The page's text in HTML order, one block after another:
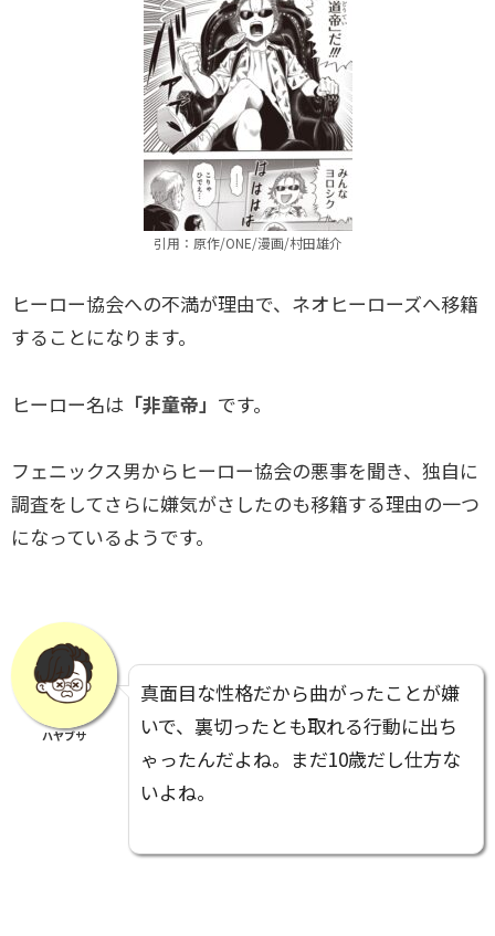
引用：原作/ONE/漫画/村田雄介
ヒーロー協会への不満が理由で、ネオヒーローズへ移籍
することになります。
ヒーロー名は 「非童帝」 です。
フェニックス男からヒーロー協会の悪事を聞き、独自に
調査をしてさらに嫌気がさしたのも移籍する理由の一つ
になっているようです。
ハヤブサ
真面目な性格だから曲がったことが嫌
いで、裏切ったとも取れる行動に出ち
ゃったんだよね。まだ10歳だし仕方な
いよね。